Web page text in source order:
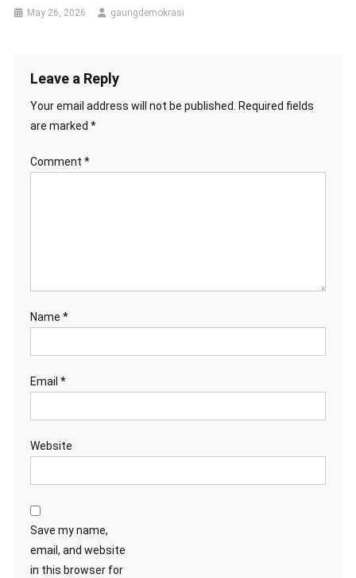
May 26, 2026 gaungdemokrasi
Leave a Reply
Your email address will not be published. Required fields
are marked *
Comment *
Name *
Email *
Website
Save my name,
email, and website
in this browser for